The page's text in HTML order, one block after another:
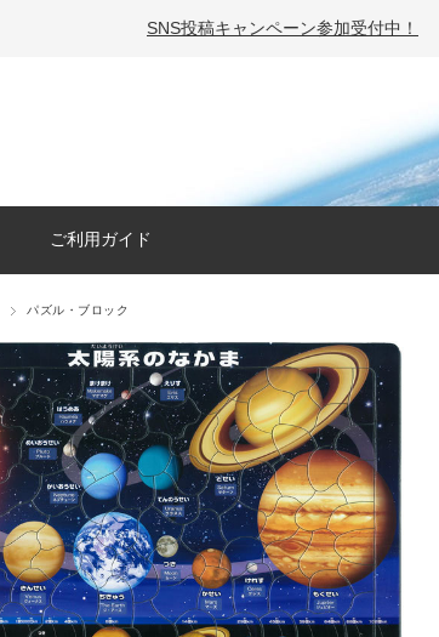
SNS投稿キャンペーン参加受付中！
ご利用ガイド
パズル・ブロック